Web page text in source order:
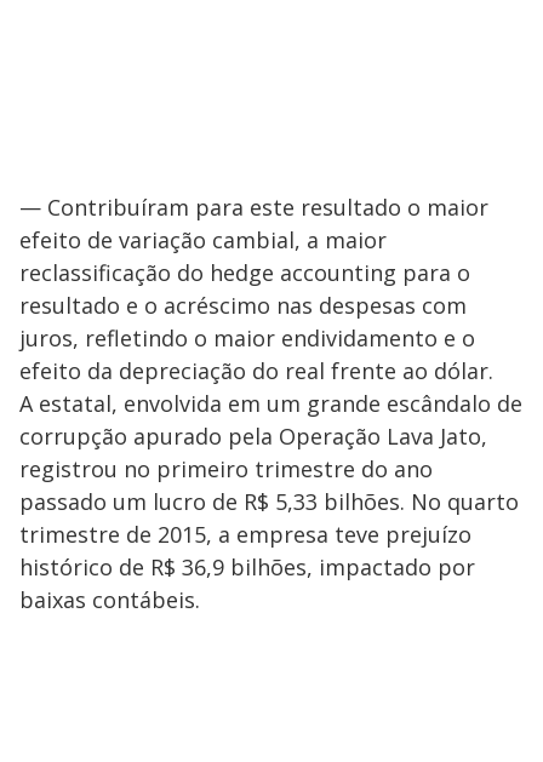
— Contribuíram para este resultado o maior
efeito de variação cambial, a maior
reclassificação do hedge accounting para o
resultado e o acréscimo nas despesas com
juros, refletindo o maior endividamento e o
efeito da depreciação do real frente ao dólar.
A estatal, envolvida em um grande escândalo de
corrupção apurado pela Operação Lava Jato,
registrou no primeiro trimestre do ano
passado um lucro de R$ 5,33 bilhões. No quarto
trimestre de 2015, a empresa teve prejuízo
histórico de R$ 36,9 bilhões, impactado por
baixas contábeis.